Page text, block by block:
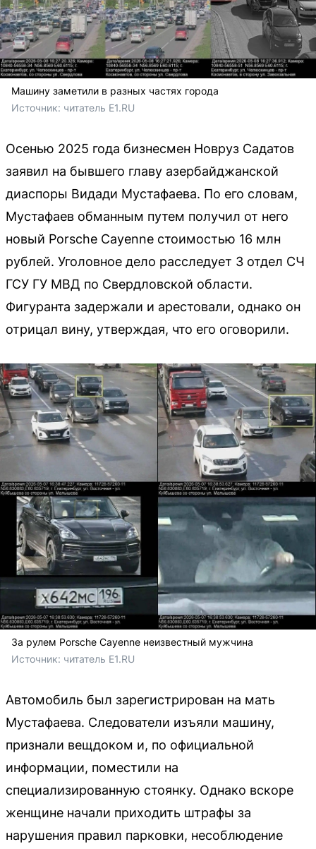
Машину заметили в разных частях города
Источник: читатель E1.RU
Осенью 2025 года бизнесмен Новруз Садатов
заявил на бывшего главу азербайджанской
диаспоры Видади Мустафаева. По его словам,
Мустафаев обманным путем получил от него
новый Porsche Cayenne стоимостью 16 млн
рублей. Уголовное дело расследует 3 отдел СЧ
ГСУ ГУ МВД по Свердловской области.
Фигуранта задержали и арестовали, однако он
отрицал вину, утверждая, что его оговорили.
За рулем Porsche Cayenne неизвестный мужчина
Источник: читатель E1.RU
Автомобиль был зарегистрирован на мать
Мустафаева. Следователи изъяли машину,
признали вещдоком и, по официальной
информации, поместили на
специализированную стоянку. Однако вскоре
женщине начали приходить штрафы за
нарушения правил парковки, несоблюдение